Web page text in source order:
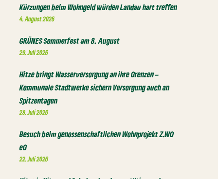
Kürzungen beim Wohngeld würden Landau hart treffen
4. August 2026
GRÜNES Sommerfest am 8. August
29. Juli 2026
Hitze bringt Wasserversorgung an ihre Grenzen –
Kommunale Stadtwerke sichern Versorgung auch an
Spitzentagen
28. Juli 2026
Besuch beim genossenschaftlichen Wohnprojekt Z.WO
eG
22. Juli 2026